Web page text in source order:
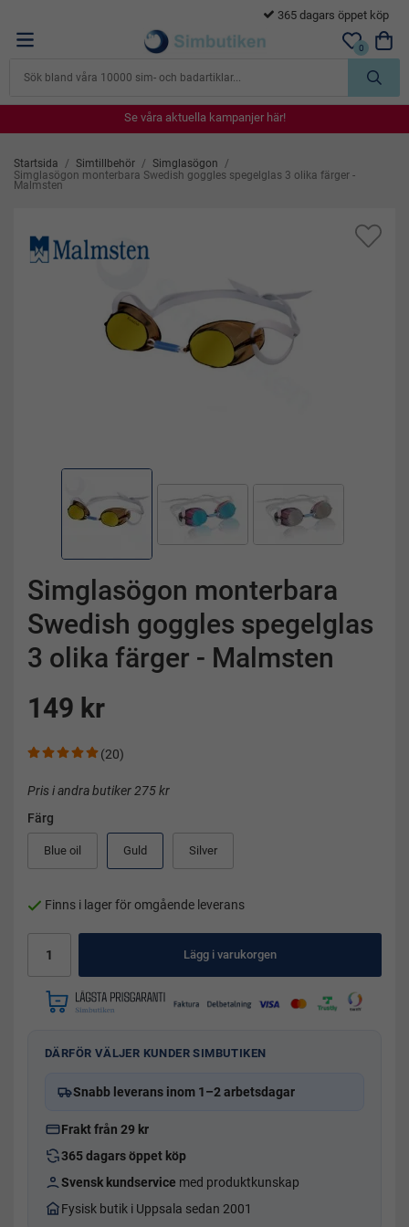
365 dagars öppet köp
0
Se våra aktuella kampanjer här!
Se våra aktuella kampanjer här!
Se våra aktuella kampanjer här!
Se våra aktuella kampanjer här!
Startsida / Simtillbehör / Simglasögon
/
Simglasögon monterbara Swedish goggles spegelglas 3 olika färger -
Malmsten
Simglasögon monterbara
Swedish goggles spegelglas
3 olika färger - Malmsten
149 kr
(20)
Pris i andra butiker 275 kr
Färg
Blue oil Guld Silver
Finns i lager för omgående leverans
Lägg i varukorgen
DÄRFÖR VÄLJER KUNDER SIMBUTIKEN
Snabb leverans inom 1–2 arbetsdagar
Frakt från 29 kr
365 dagars öppet köp
Svensk kundservice med produktkunskap
Fysisk butik i Uppsala sedan 2001